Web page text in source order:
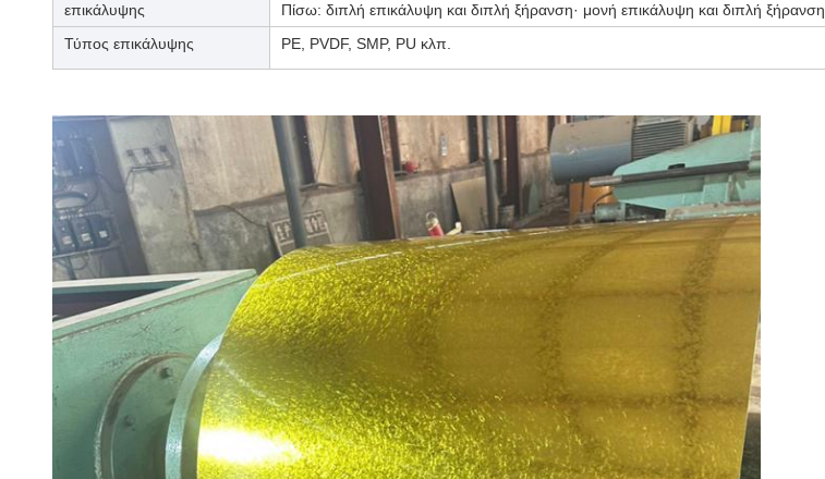
επικάλυψης
Πίσω: διπλή επικάλυψη και διπλή ξήρανση· μονή επικάλυψη και διπλή ξήρανση
Τύπος επικάλυψης
PE, PVDF, SMP, PU κλπ.